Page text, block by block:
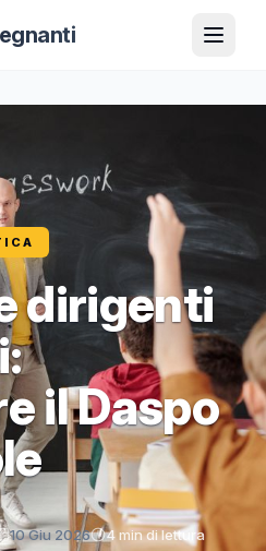
dirigenti
il Daspo
10 Giu 2026 4 min di lettura